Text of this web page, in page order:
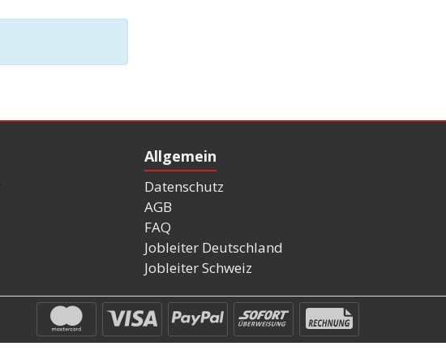
Allgemein
Datenschutz
AGB
FAQ
Jobleiter Deutschland
Jobleiter Schweiz